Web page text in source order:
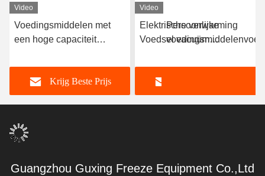
Video
Voedingsmiddelen met
een hoge capaciteit
kg/batch Freeze Dry Fruit
MachineKrijg Beste Prijs
Video
Elektrische verwarming
Voedsel vacuüm
Persoonlijke
Guangzhou Guxing Freeze Equipment Co.,Ltd